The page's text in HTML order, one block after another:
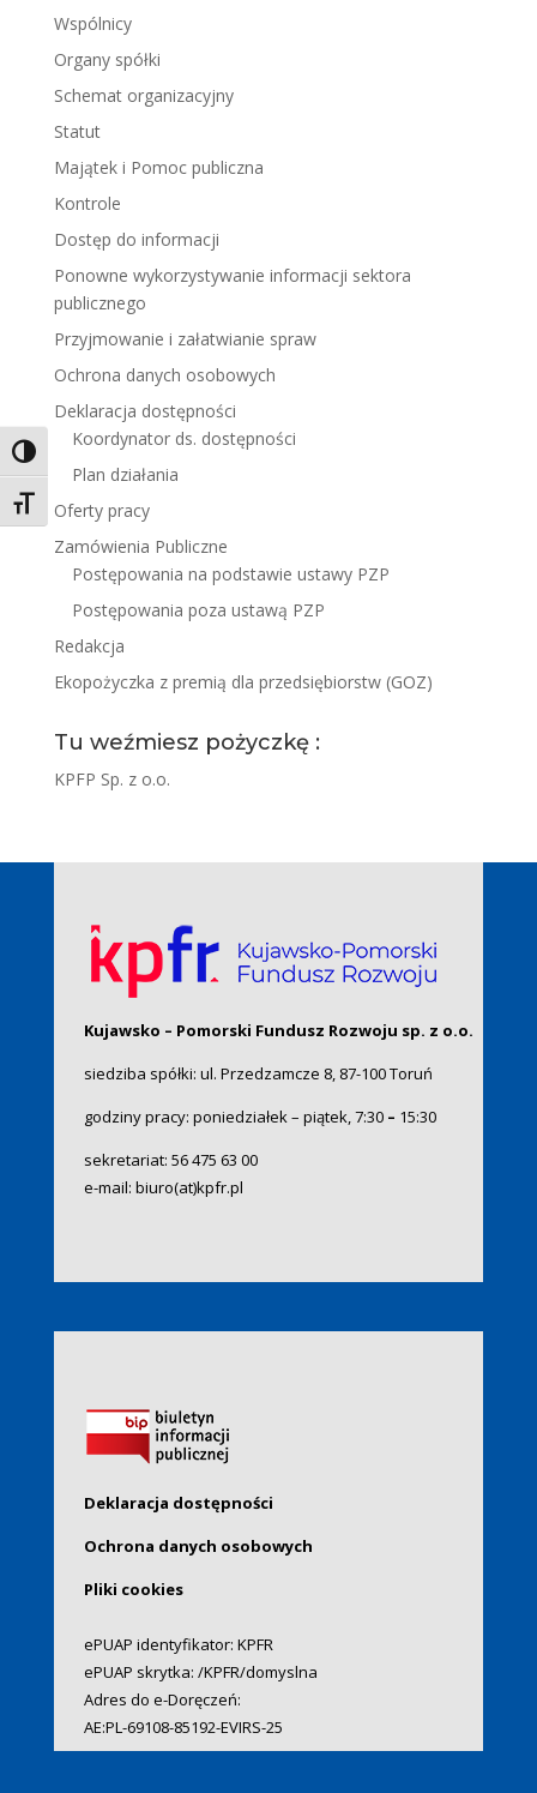
Toggle High Contrast
Toggle Font size
Wspólnicy
Organy spółki
Schemat organizacyjny
Statut
Majątek i Pomoc publiczna
Kontrole
Dostęp do informacji
Ponowne wykorzystywanie informacji sektora
publicznego
Przyjmowanie i załatwianie spraw
Ochrona danych osobowych
Deklaracja dostępności
Koordynator ds. dostępności
Plan działania
Oferty pracy
Zamówienia Publiczne
Postępowania na podstawie ustawy PZP
Postępowania poza ustawą PZP
Redakcja
Ekopożyczka z premią dla przedsiębiorstw (GOZ)
Tu weźmiesz pożyczkę :
KPFP Sp. z o.o.
Kujawsko – Pomorski Fundusz Rozwoju sp. z o.o.
siedziba spółki: ul. Przedzamcze 8, 87-100 Toruń
godziny pracy: poniedziałek – piątek, 7:30– 15:30
sekretariat: 56 475 63 00
e-mail: biuro(at)kpfr.pl
Deklaracja dostępności
Ochrona danych osobowych
Pliki cookies
ePUAP identyfikator: KPFR
ePUAP skrytka: /KPFR/domyslna
Adres do e-Doręczeń:
AE:PL-69108-85192-EVIRS-25